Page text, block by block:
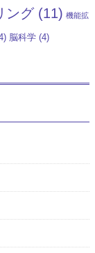
ング(11) 機能拡
脳科学 (4)